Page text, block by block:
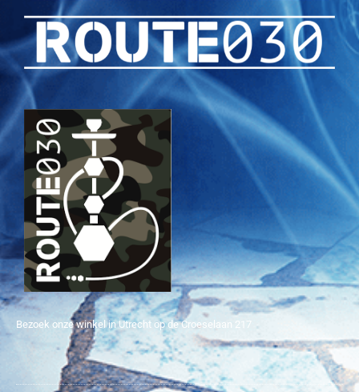
Bezoek onze winkel in Utrecht op de Croeselaan 217